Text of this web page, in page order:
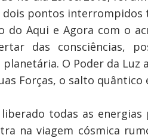
dois pontos
do Aqui e Agora com o
das consciências,
O Poder da Luz
Forças, o salto quântico
todas as
na viagem cósmica